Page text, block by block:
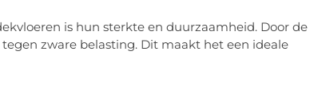
is hun sterkte en duurzaamheid. Door de
zware belasting. Dit maakt het een ideale